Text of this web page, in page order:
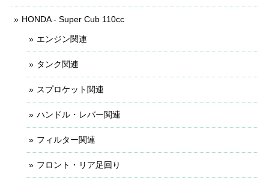
HONDA - Super Cub 110cc
エンジン関連
タンク関連
スプロケット関連
ハンドル・レバー関連
フィルター関連
フロント・リア足回り